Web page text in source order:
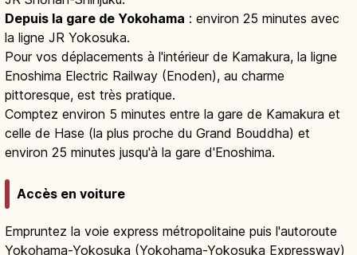
Depuis la gare de Yokohama : environ 25 minutes avec
la ligne JR Yokosuka.
Pour vos déplacements à l'intérieur de Kamakura, la ligne
Enoshima Electric Railway (Enoden), au charme
pittoresque, est très pratique.
Comptez environ 5 minutes entre la gare de Kamakura et
celle de Hase (la plus proche du Grand Bouddha) et
environ 25 minutes jusqu'à la gare d'Enoshima.
Accès en voiture
Empruntez la voie express métropolitaine puis l'autoroute
Yokohama-Yokosuka (Yokohama-Yokosuka Expressway)